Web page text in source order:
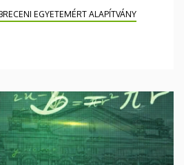
EGYETEMÉRT ALAPÍTVÁNY